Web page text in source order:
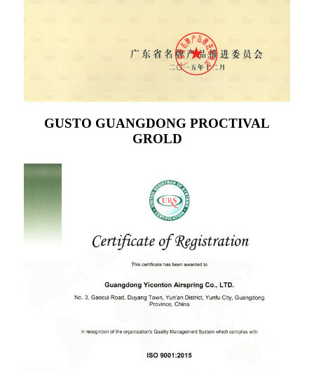
GUSTO GUANGDONG PROCTIVAL
GROLD